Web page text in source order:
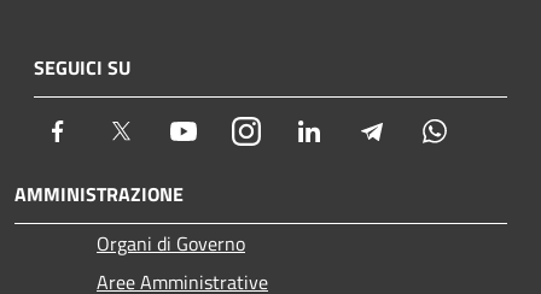
SEGUICI SU
Facebook Twitter YoutubeInstagram LinkedIn Telegram
AMMINISTRAZIONE
Organi di Governo
Aree Amministrative